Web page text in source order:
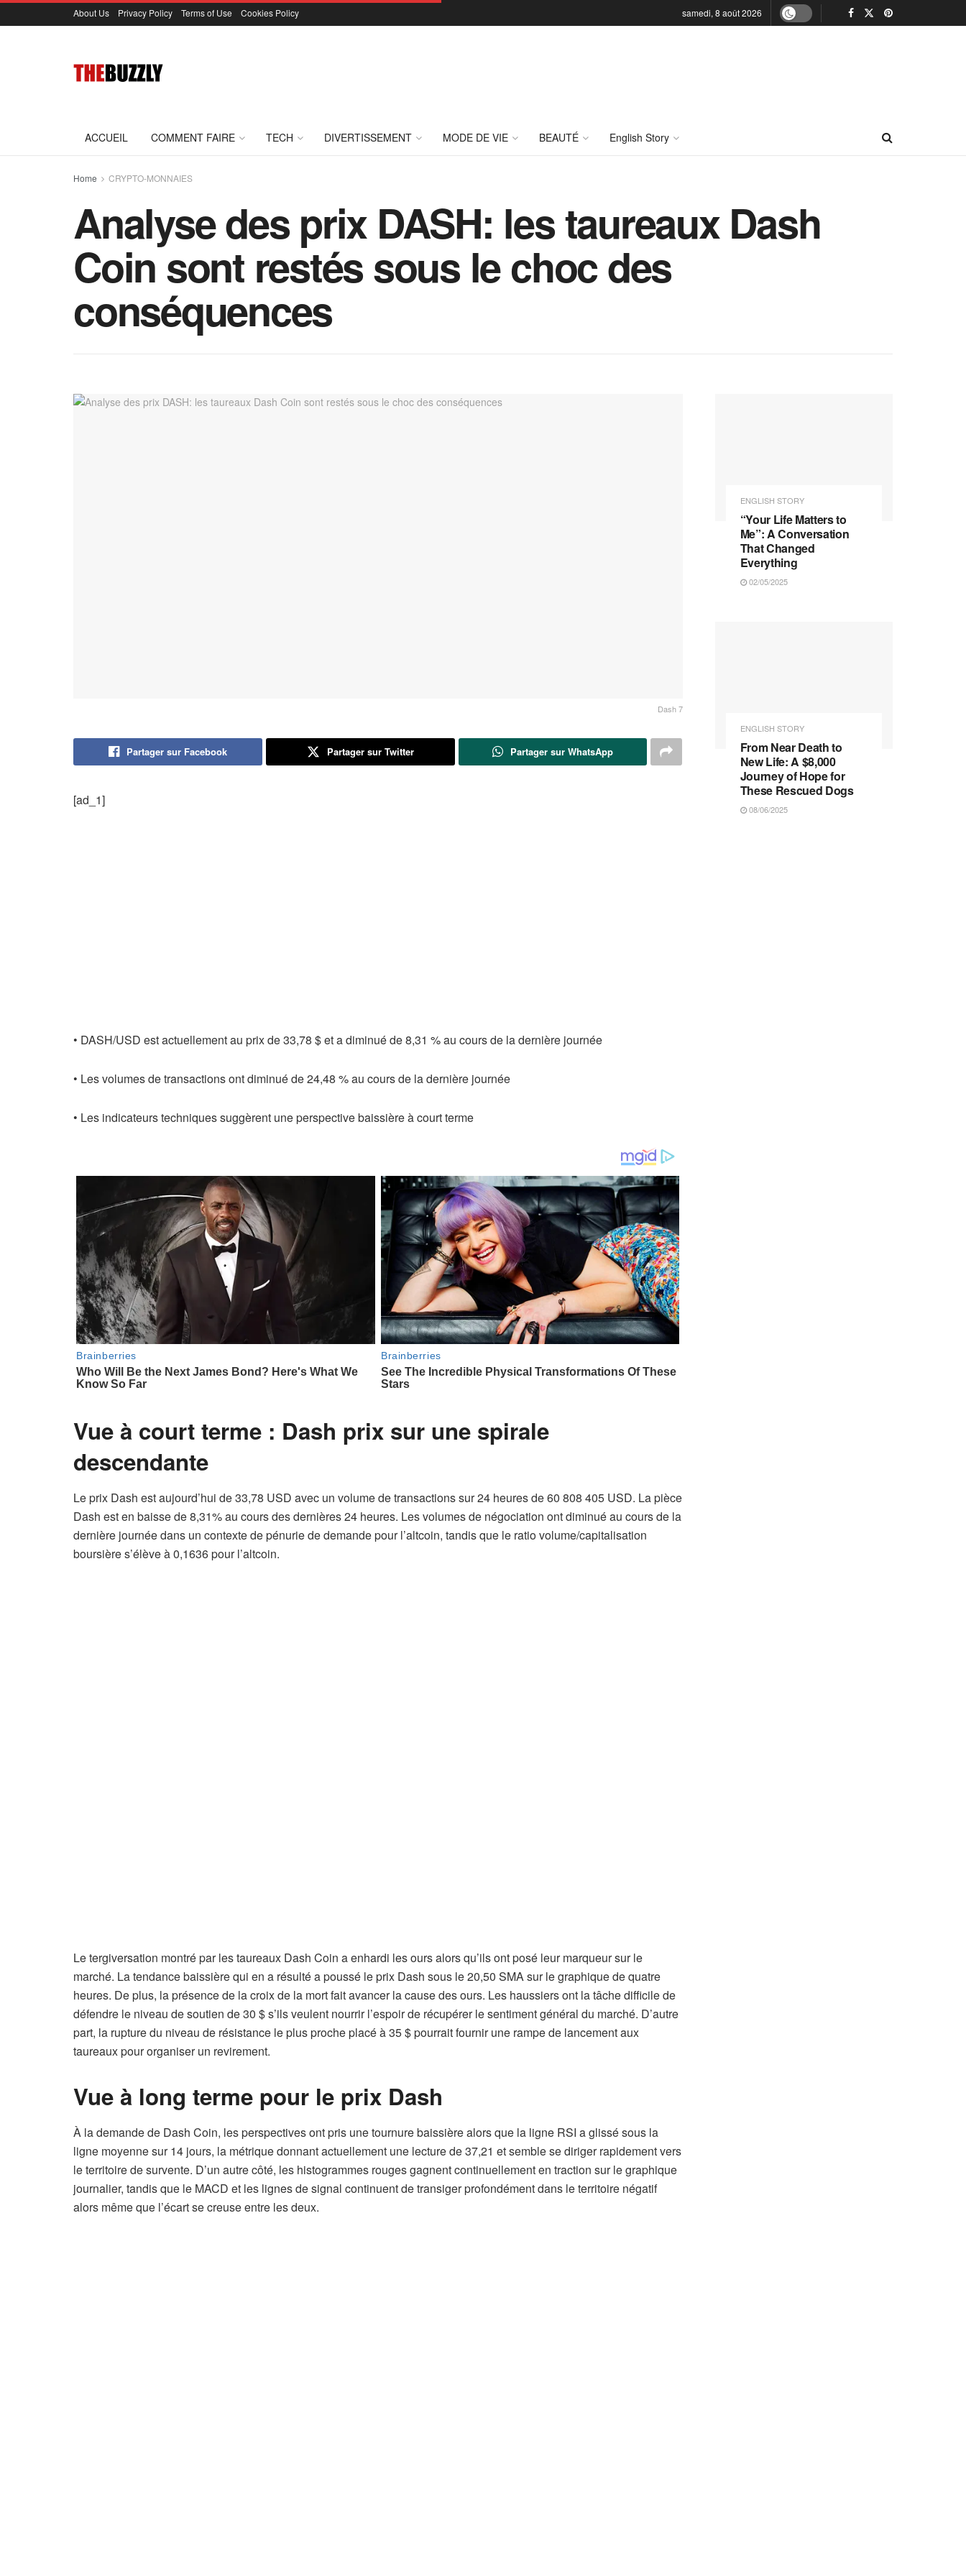
About Us Privacy Policy Terms of Use Cookies Policy samedi, 8 août 2026
ACCUEIL COMMENT FAIRE TECH DIVERTISSEMENT MODE DE VIE BEAUTÉ English Story
Home CRYPTO-MONNAIES
Analyse des prix DASH: les taureaux Dash
Coin sont restés sous le choc des
conséquences
Dash 7
Partager sur Facebook Partager sur Twitter Partager sur WhatsApp
[ad_1]
• DASH/USD est actuellement au prix de 33,78 $ et a diminué de 8,31 % au cours de la dernière journée
• Les volumes de transactions ont diminué de 24,48 % au cours de la dernière journée
• Les indicateurs techniques suggèrent une perspective baissière à court terme
Vue à court terme : Dash prix sur une spirale
descendante
Le prix Dash est aujourd’hui de 33,78 USD avec un volume de transactions sur 24 heures de 60 808 405 USD. La pièce
Dash est en baisse de 8,31% au cours des dernières 24 heures. Les volumes de négociation ont diminué au cours de la
dernière journée dans un contexte de pénurie de demande pour l’altcoin, tandis que le ratio volume/capitalisation
boursière s’élève à 0,1636 pour l’altcoin.
Le tergiversation montré par les taureaux Dash Coin a enhardi les ours alors qu’ils ont posé leur marqueur sur le
marché. La tendance baissière qui en a résulté a poussé le prix Dash sous le 20,50 SMA sur le graphique de quatre
heures. De plus, la présence de la croix de la mort fait avancer la cause des ours. Les haussiers ont la tâche difficile de
défendre le niveau de soutien de 30 $ s’ils veulent nourrir l’espoir de récupérer le sentiment général du marché. D’autre
part, la rupture du niveau de résistance le plus proche placé à 35 $ pourrait fournir une rampe de lancement aux
taureaux pour organiser un revirement.
Vue à long terme pour le prix Dash
À la demande de Dash Coin, les perspectives ont pris une tournure baissière alors que la ligne RSI a glissé sous la
ligne moyenne sur 14 jours, la métrique donnant actuellement une lecture de 37,21 et semble se diriger rapidement vers
le territoire de survente. D’un autre côté, les histogrammes rouges gagnent continuellement en traction sur le graphique
journalier, tandis que le MACD et les lignes de signal continuent de transiger profondément dans le territoire négatif
alors même que l’écart se creuse entre les deux.
ENGLISH STORY
“Your Life Matters to
Me”: A Conversation
That Changed
Everything
02/05/2025
ENGLISH STORY
From Near Death to
New Life: A $8,000
Journey of Hope for
These Rescued Dogs
08/06/2025